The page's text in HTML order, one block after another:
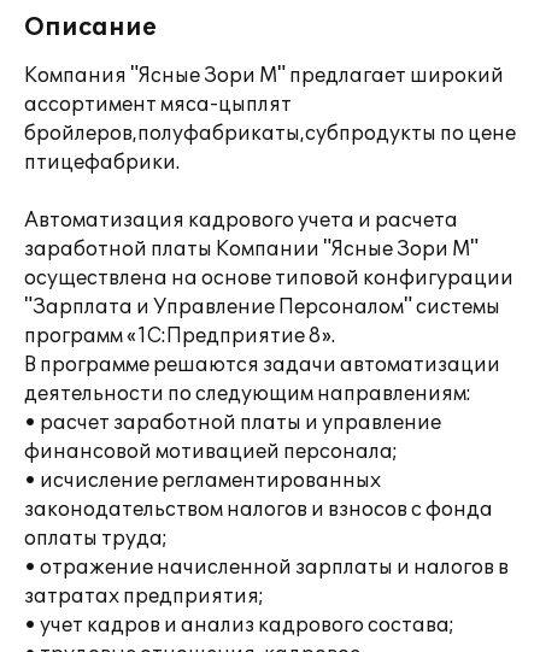
Описание
Компания "Ясные Зори М" предлагает широкий
ассортимент мяса-цыплят
бройлеров,полуфабрикаты,субпродукты по цене
птицефабрики.
Автоматизация кадрового учета и расчета
заработной платы Компании "Ясные Зори М"
осуществлена на основе типовой конфигурации
"Зарплата и Управление Персоналом" системы
программ «1С:Предприятие 8».
В программе решаются задачи автоматизации
деятельности по следующим направлениям:
• расчет заработной платы и управление
финансовой мотивацией персонала;
• исчисление регламентированных
законодательством налогов и взносов с фонда
оплаты труда;
• отражение начисленной зарплаты и налогов в
затратах предприятия;
• учет кадров и анализ кадрового состава;